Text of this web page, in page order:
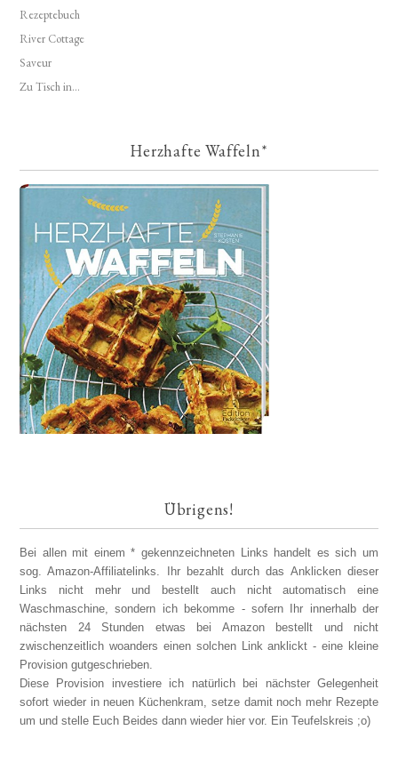
Rezeptebuch
River Cottage
Saveur
Zu Tisch in...
Herzhafte Waffeln*
Übrigens!
Bei allen mit einem * gekennzeichneten Links handelt es sich um
sog. Amazon-Affiliatelinks. Ihr bezahlt durch das Anklicken dieser
Links nicht mehr und bestellt auch nicht automatisch eine
Waschmaschine, sondern ich bekomme - sofern Ihr innerhalb der
nächsten 24 Stunden etwas bei Amazon bestellt und nicht
zwischenzeitlich woanders einen solchen Link anklickt - eine kleine
Provision gutgeschrieben.
Diese Provision investiere ich natürlich bei nächster Gelegenheit
sofort wieder in neuen Küchenkram, setze damit noch mehr Rezepte
um und stelle Euch Beides dann wieder hier vor. Ein Teufelskreis ;o)